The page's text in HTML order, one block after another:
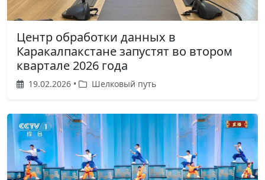
Центр обработки данных в
Каракалпакстане запустят во втором
квартале 2026 года
19.02.2026 • Шелковый путь